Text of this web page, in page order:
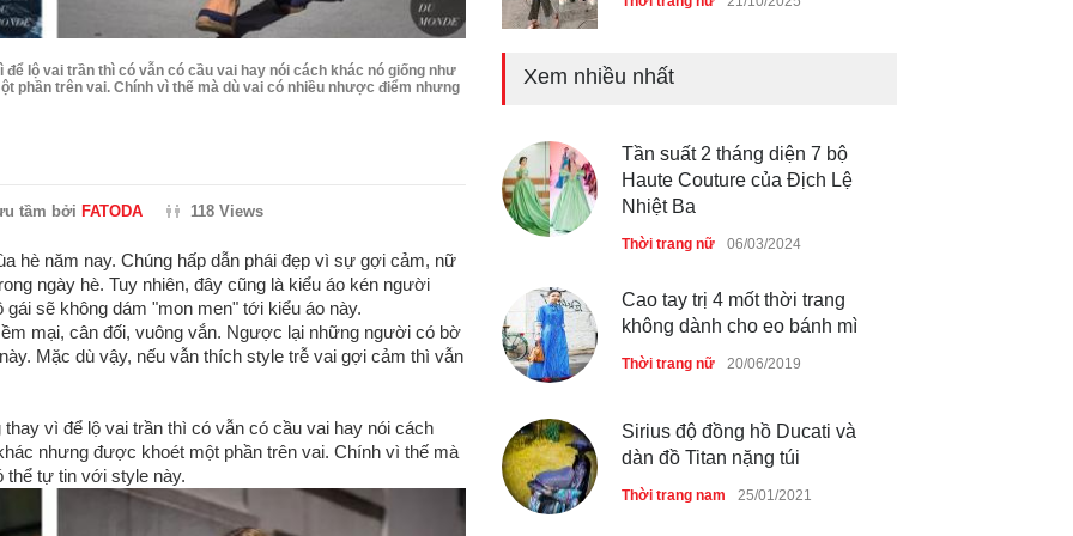
lộ vai trần thì có vẫn có cầu vai hay nói cách khác nó giống như
phần trên vai. Chính vì thế mà dù vai có nhiều nhược điểm nhưng
tầm bởi FATODA 118 Views
hè năm nay. Chúng hấp dẫn phái đẹp vì sự gợi cảm, nữ
ngày hè. Tuy nhiên, đây cũng là kiểu áo kén người
sẽ không dám "mon men" tới kiểu áo này.
mại, cân đối, vuông vắn. Ngược lại những người có bờ
Mặc dù vậy, nếu vẫn thích style trễ vai gợi cảm thì vẫn
vì để lộ vai trần thì có vẫn có cầu vai hay nói cách
nhưng được khoét một phần trên vai. Chính vì thế mà
thể tự tin với style này.
Chiếc áo dài cưới của Hoa
GAP Hoodie biểu tượng
Thời trang nữ 21/10/2025
Xem nhiều nhất
Tần suất 2 tháng diện 7 bộ
Haute Couture của Địch Lệ
Nhiệt Ba
Thời trang nữ 06/03/2024
Cao tay trị 4 mốt thời trang
không dành cho eo bánh mì
Thời trang nữ 20/06/2019
Sirius độ đồng hồ Ducati và
dàn đồ Titan nặng túi
Thời trang nam 25/01/2021